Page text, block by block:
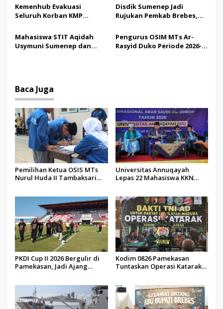
s
Madura Tindakan Medis
Kemenhub Evakuasi
Seluruh Korban KMP
Operator Diaudit
Disdik Sumenep Jadi
Rujukan Pemkab Brebes,
Pendidikan Berbasis
Budaya
Mahasiswa STIT Aqidah
Usymuni Sumenep dan
Pengurus OSIM MTs Ar-
Rasyid Duko Periode 2026-
Baca Juga
Pemilihan Ketua OSIS MTs
Nurul Huda II Tambaksari
Universitas Annuqayah
Lepas 22 Mahasiswa KKN
PKDI Cup II 2026 Bergulir di
Pamekasan, Jadi Ajang
Kodim 0826 Pamekasan
Tuntaskan Operasi Katarak